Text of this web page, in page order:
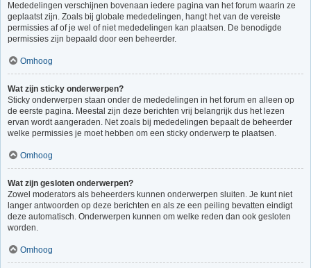
Mededelingen verschijnen bovenaan iedere pagina van het forum waarin ze
geplaatst zijn. Zoals bij globale mededelingen, hangt het van de vereiste
permissies af of je wel of niet mededelingen kan plaatsen. De benodigde
permissies zijn bepaald door een beheerder.
Omhoog
Wat zijn sticky onderwerpen?
Sticky onderwerpen staan onder de mededelingen in het forum en alleen op
de eerste pagina. Meestal zijn deze berichten vrij belangrijk dus het lezen
ervan wordt aangeraden. Net zoals bij mededelingen bepaalt de beheerder
welke permissies je moet hebben om een sticky onderwerp te plaatsen.
Omhoog
Wat zijn gesloten onderwerpen?
Zowel moderators als beheerders kunnen onderwerpen sluiten. Je kunt niet
langer antwoorden op deze berichten en als ze een peiling bevatten eindigt
deze automatisch. Onderwerpen kunnen om welke reden dan ook gesloten
worden.
Omhoog